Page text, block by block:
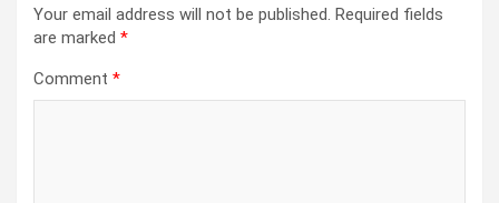
Your email address will not be published. Required fields
are marked *
Comment *